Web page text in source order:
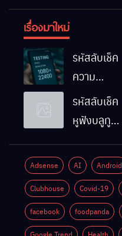
เรื่องมาใหม่
รหัสลับเช็ค
ความ
ละเอียดหน้า
จอมือถือ
รหัสลับเช็ค
หูฟังบลูทูธ
Android
ด้วยตัวเอง
Adsense AI Android
Clubhouse Covid-19
facebook foodpanda